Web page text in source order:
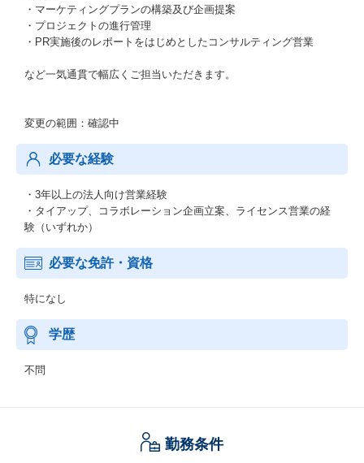
・マーケティングプランの構築及び企画提案
・プロジェクトの進行管理
・PR実施後のレポートをはじめとしたコンサルティング営業
など一気通貫で幅広くご担当いただきます。
変更の範囲：確認中
必要な経験
・3年以上の法人向け営業経験
・タイアップ、コラボレーション企画立案、ライセンス営業の経
験（いずれか）
必要な免許・資格
特になし
学歴
不問
勤務条件